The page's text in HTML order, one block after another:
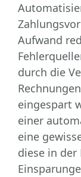
Aufwand
durch die
eingespart
einer
eine
diese in der